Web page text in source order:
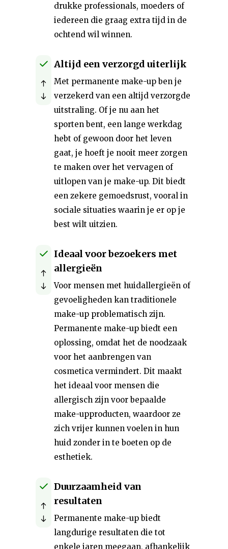
drukke professionals, moeders of
iedereen die graag extra tijd in de
ochtend wil winnen.
Altijd een verzorgd uiterlijk
Met permanente make-up ben je
verzekerd van een altijd verzorgde
uitstraling. Of je nu aan het
sporten bent, een lange werkdag
hebt of gewoon door het leven
gaat, je hoeft je nooit meer zorgen
te maken over het vervagen of
uitlopen van je make-up. Dit biedt
een zekere gemoedsrust, vooral in
sociale situaties waarin je er op je
best wilt uitzien.
Ideaal voor bezoekers met
allergieën
Voor mensen met huidallergieën of
gevoeligheden kan traditionele
make-up problematisch zijn.
Permanente make-up biedt een
oplossing, omdat het de noodzaak
voor het aanbrengen van
cosmetica vermindert. Dit maakt
het ideaal voor mensen die
allergisch zijn voor bepaalde
make-upproducten, waardoor ze
zich vrijer kunnen voelen in hun
huid zonder in te boeten op de
esthetiek.
Duurzaamheid van
resultaten
Permanente make-up biedt
langdurige resultaten die tot
enkele jaren meegaan, afhankelijk